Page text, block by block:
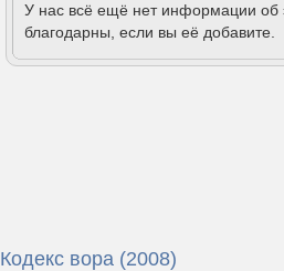
У нас всё ещё нет информации
благодарны, если вы её добавите.
Кодекс вора (2008)